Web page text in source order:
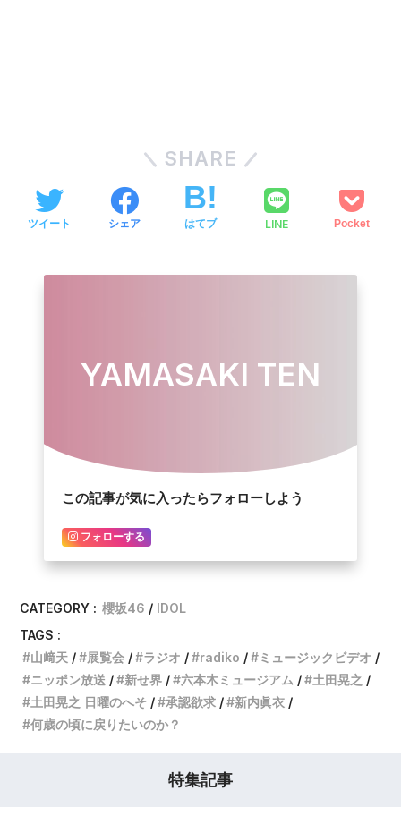
SHARE
ツイート シェア はてブ LINE Pocket
YAMASAKI TEN
この記事が気に入ったらフォローしよう
フォローする
CATEGORY : 櫻坂46
IDOL
TAGS :
山﨑天
展覧会 ラジオ radiko
ミュージックビデオ
ニッポン放送
新せ界 六本木ミュージアム
土田晃之
土田晃之 日曜のへそ
承認欲求
新内眞衣
何歳の頃に戻りたいのか？
特集記事